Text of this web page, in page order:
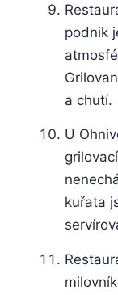
podnik
a chutí.
U
kuřata